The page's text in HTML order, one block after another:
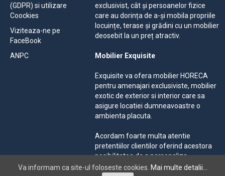
(GDPR) si utilizare
Coockies
Viziteaza-ne pe
FaceBook
ANPC
exclusivist, cât și persoanelor fizice
care au dorința de a-și mobila propriile
locuințe, terase și grădini cu un mobilier
deosebit la un preț atractiv.
Mobilier Exquisite
Exquisite va ofera mobilier HORECA
pentru amenajari exclusiviste, mobilier
exotic de exterior si interior care sa
asigure locatiei dumneavoastre o
ambienta placuta.
Acordam foarte multa atentie
pretentiilor clientilor oferind acestora
posibilitatea de a personaliza
mobilierul solicitat, alegand dintr-o
Va informam ca site-ul foloseste cookies. Mai multe detalii...